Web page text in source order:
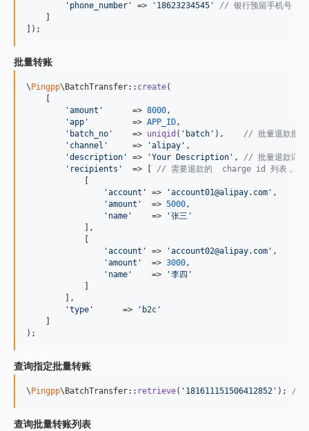
' phone_number ' => ' 18623234545 '
// 银行预留手机号，
]);
批量转账
\ Pingpp\BatchTransfer:: create(
'amount '
      =>
8000,
'app '
         =>
APP_ID,
' batch_no '
    =>
uniqid ( ' batch ' ), // 批量退款批次
' channel '
     =>
'alipay ' ,
'description ' => 'Your Description ' , // 批量退款详
' recipients '
  => [
// 需要退款的  charge id 列表，一
'account ' => 'account01@alipay.com ' ,
'amount '
  =>
5000,
' name '
    =>
'张三 '
            ],
'account ' => 'account02@alipay.com ' ,
'amount '
  =>
3000,
' name '
    =>
'李四 '
        ],
'type '
      =>
' b2c '
);
查询指定批量转账
\ Pingpp\BatchTransfer:: retrieve( ' 181611151506412852 ' ); //
查询批量转账列表